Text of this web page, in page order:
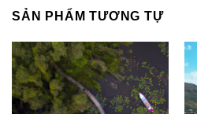
SẢN PHẨM TƯƠNG TỰ